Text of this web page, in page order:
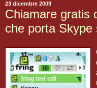
23 dicembre 2009
Chiamare gratis
che porta Skype